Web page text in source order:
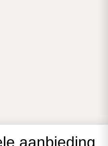
aanbieding